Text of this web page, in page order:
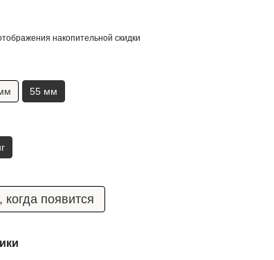
накопительной скидки
55 мм
появится